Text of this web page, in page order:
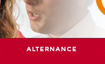
ALTERNANCE